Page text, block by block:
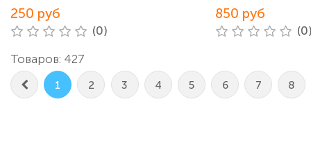
250 руб
(0)
850 руб
Товаров: 427
1 2 3 4 5 6 7 8